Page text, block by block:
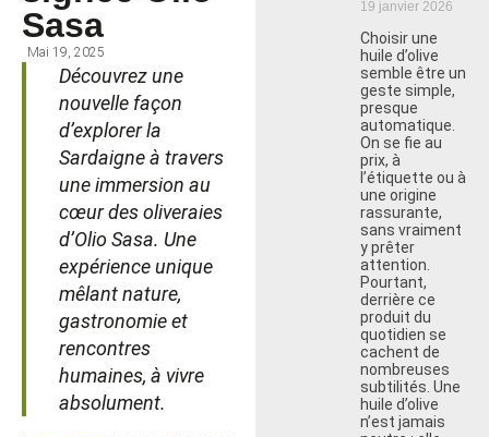
Sasa
Mai 19, 2025
Découvrez une
nouvelle façon
d’explorer la
Sardaigne à travers
une immersion au
cœur des oliveraies
d’Olio Sasa. Une
expérience unique
mêlant nature,
gastronomie et
rencontres
humaines, à vivre
absolument.
19 janvier 2026
Choisir une
huile d’olive
semble être un
geste simple,
presque
automatique.
On se fie au
prix, à
l’étiquette ou à
une origine
rassurante,
sans vraiment
y prêter
attention.
Pourtant,
derrière ce
produit du
quotidien se
cachent de
nombreuses
subtilités. Une
huile d’olive
n’est jamais